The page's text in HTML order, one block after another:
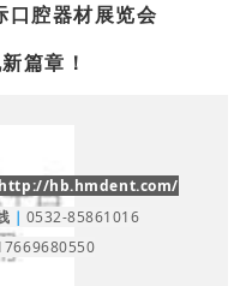
口腔器材展览会
篇章！
http://hb.hmdent.com/
｜ 0532-85861016
69680550